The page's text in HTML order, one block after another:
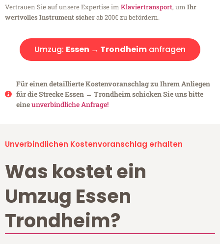
Vertrauen Sie auf unsere Expertise im Klaviertransport, um Ihr
wertvolles Instrument sicherab 200€ zu befördern.
Umzug: Essen → Trondheim anfragen
Für einen detaillierte Kostenvoranschlag zu Ihrem Anliegen
für die Strecke Essen → Trondheim schicken Sie uns bitte
eineunverbindliche Anfrage!
Unverbindlichen Kostenvoranschlag erhalten
Was kostet ein
Umzug Essen
Trondheim?